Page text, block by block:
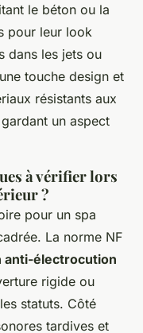
le béton ou la
pour leur look
dans les jets ou
touche design et
résistants aux
un aspect
à vérifier lors
?
pour un spa
La norme NF
anti-électrocution
rigide ou
statuts. Côté
tardives et